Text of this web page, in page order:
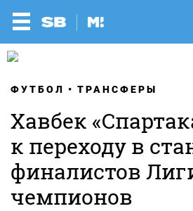
ФУТБОЛ ТРАНСФЕРЫ
Хавбек
к переходу в
финалистов
чемпионов